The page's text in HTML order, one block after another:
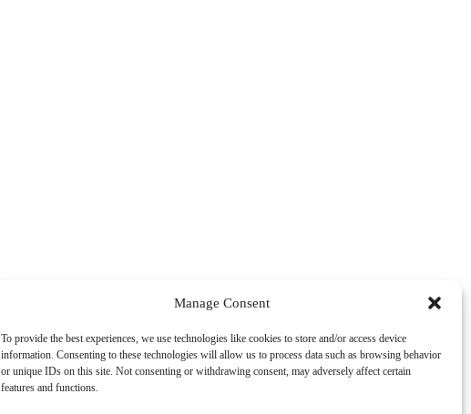
Manage Consent
To provide the best experiences, we use technologies like cookies to store and/or access device
information. Consenting to these technologies will allow us to process data such as browsing behavior
or unique IDs on this site. Not consenting or withdrawing consent, may adversely affect certain
features and functions.